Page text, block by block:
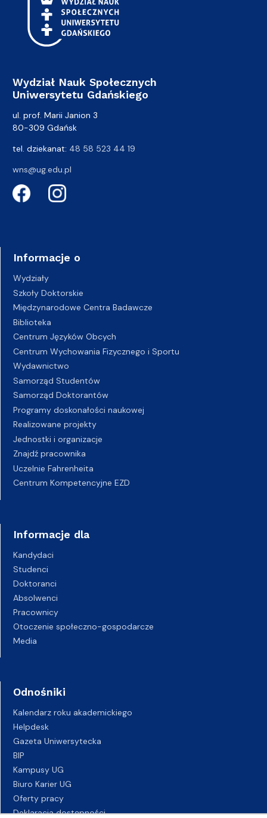
Wydział Nauk Społecznych
Uniwersytetu Gdańskiego
ul. prof. Marii Janion 3
80-309 Gdańsk
tel. dziekanat: 48 58 523 44 19
wns@ug.edu.pl
Informacje o
Wydziały
Szkoły Doktorskie
Międzynarodowe Centra Badawcze
Biblioteka
Centrum Języków Obcych
Centrum Wychowania Fizycznego i Sportu
Wydawnictwo
Samorząd Studentów
Samorząd Doktorantów
Programy doskonałości naukowej
Realizowane projekty
Jednostki i organizacje
Znajdź pracownika
Uczelnie Fahrenheita
Centrum Kompetencyjne EZD
Informacje dla
Kandydaci
Studenci
Doktoranci
Absolwenci
Pracownicy
Otoczenie społeczno-gospodarcze
Media
Odnośniki
Kalendarz roku akademickiego
Helpdesk
Gazeta Uniwersytecka
BIP
Kampusy UG
Biuro Karier UG
Oferty pracy
Deklaracja dostępności